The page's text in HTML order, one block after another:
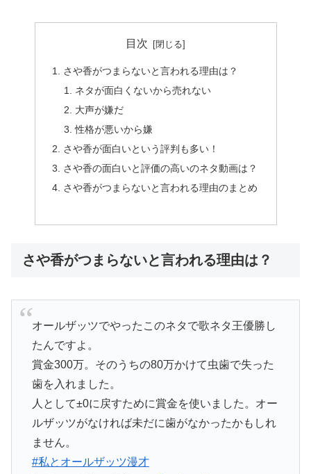
目次
さや香がつまらないと言われる理由は？
ネタが面白くないから売れない
大声が嫌だ
性格が悪いから嫌
さや香が面白いという評判も多い！
さや香の面白いと評価の高いのネタ動画は？
さや香がつまらないと言われる理由のまとめ
さや香がつまらないと言われる理由は？
オールザッツでやったこのネタで歌ネタ王優勝し
たんですよ。
賞金300万。そのうちの80万かけて虫歯で失った
歯を入れました。
人として±0に戻すために賞金を使いました。オー
ルザッツがなければ未だに歯がなかったかもしれ
ません。
#私とオールザッツ漫才